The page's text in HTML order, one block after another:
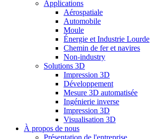
Applications
Aérospatiale
Automobile
Moule
Énergie et Industrie Lourde
Chemin de fer et navires
Non-industry
Solutions 3D
Impression 3D
Développement
Mesure 3D automatisée
Ingénierie inverse
Impression 3D
Visualisation 3D
À propos de nous
Présentation de l'entreprise